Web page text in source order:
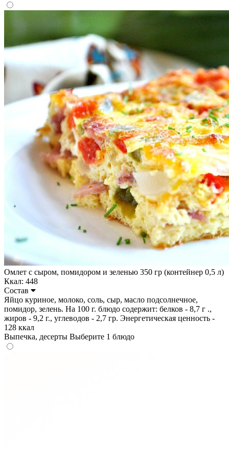
Омлет с сыром, помидором и зеленью 350 гр (контейнер 0,5 л)
Ккал: 448
Состав
Яйцо куриное, молоко, соль, сыр, масло подсолнечное,
помидор, зелень. На 100 г. блюдо содержит: белков - 8,7 г .,
жиров - 9,2 г., углеводов - 2,7 гр. Энергетическая ценность -
128 ккал
Выпечка, десерты Выберите 1 блюдо